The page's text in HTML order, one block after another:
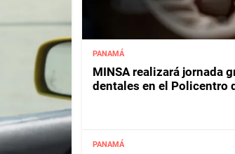
PANAMÁ
MINSA realizará jornada
dentales en el Policentro
PANAMÁ